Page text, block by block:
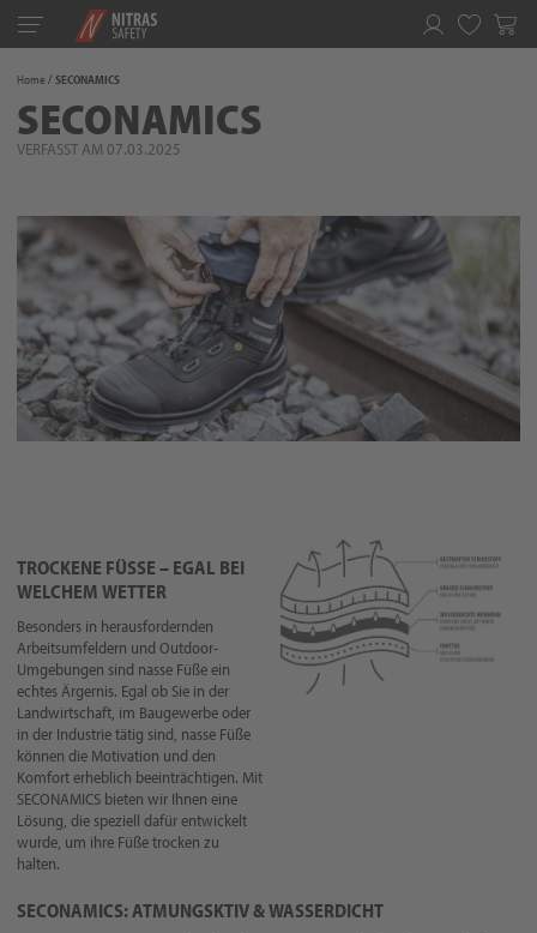
Toggle
navigation
Home SECONAMICS
SECONAMICS
VERFASST AM 07.03.2025
TROCKENE FÜSSE – EGAL BEI
WELCHEM WETTER
Besonders in herausfordernden
Arbeitsumfeldern und Outdoor-
Umgebungen sind nasse Füße ein
echtes Ärgernis. Egal ob Sie in der
Landwirtschaft, im Baugewerbe oder
in der Industrie tätig sind, nasse Füße
können die Motivation und den
Komfort erheblich beeinträchtigen. Mit
SECONAMICS bieten wir Ihnen eine
Lösung, die speziell dafür entwickelt
wurde, um ihre Füße trocken zu
halten.
SECONAMICS: ATMUNGSKTIV & WASSERDICHT